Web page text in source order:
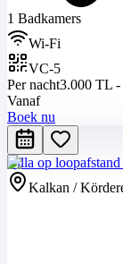
1 Badkamers
Wi-Fi
VC-5
Per nacht3.000 TL
Vanaf
Boek nu
Villa op
Kalkan /